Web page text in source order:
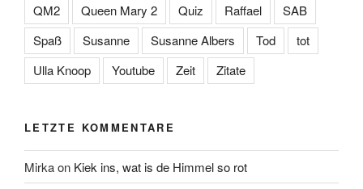
QM2
Queen Mary 2 Quiz Raffael
SAB
Spaß
Susanne Susanne Albers Tod
tot
Ulla Knoop
Youtube Zeit Zitate
LETZTE KOMMENTARE
Mirkaon Kiek ins, wat is de Himmel so rot